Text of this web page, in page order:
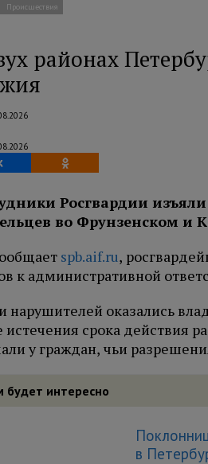
Происшествия
районах
Росгвардии
во Фрунзенском и
spb.aif.ru,
к административной
нарушителей оказались
истечения срока действия
у граждан, чьи
будет интересно
в